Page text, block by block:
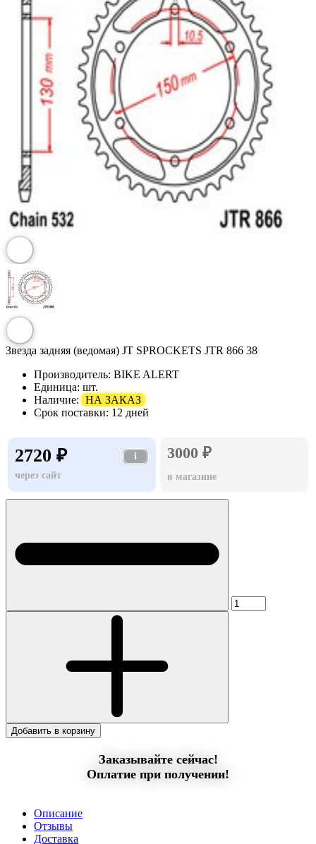
Звезда задняя (ведомая) JT SPROCKETS JTR 866 38
Производитель: BIKE ALERT
Единица: шт.
Наличие: НА ЗАКАЗ
Срок поставки: 12 дней
2720 ₽
i
через сайт
3000 ₽
в магазине
Добавить в корзину
Заказывайте сейчас!
Оплатие при получении!
Описание
Отзывы
Доставка